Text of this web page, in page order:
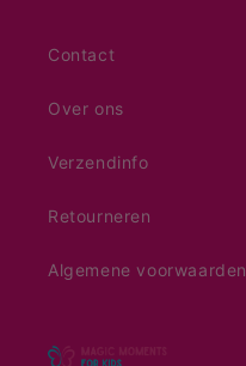
Contact
Over ons
Verzendinfo
Retourneren
Algemene voorwaarden